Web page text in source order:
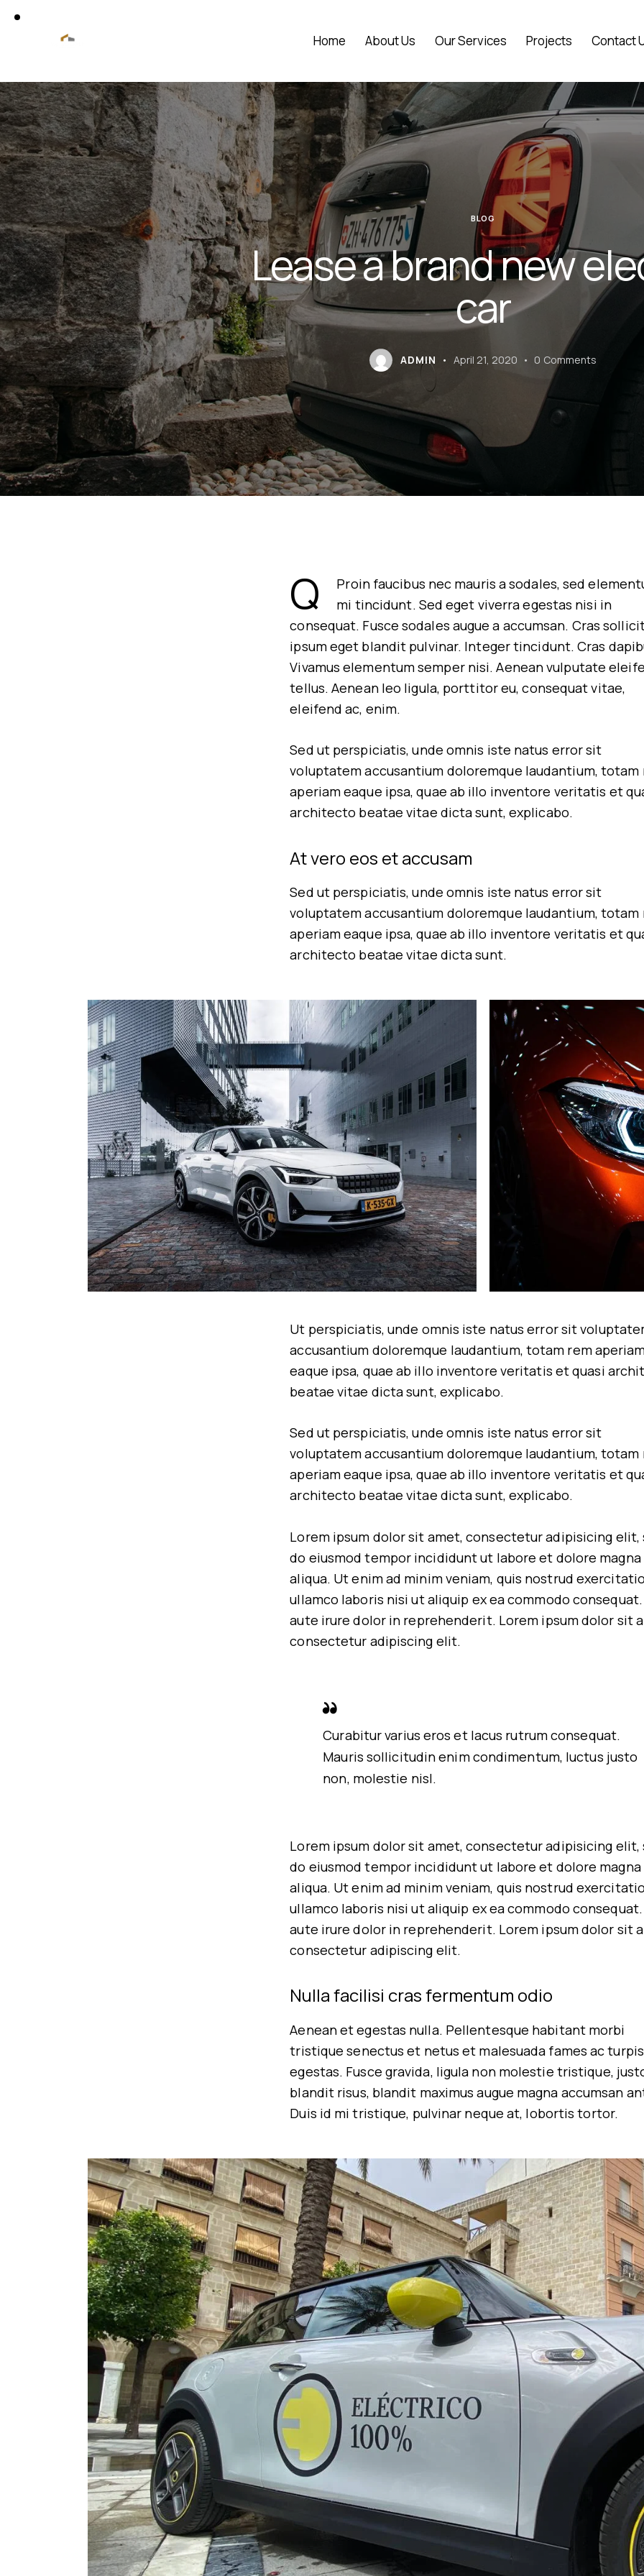
Home About Us Our Services Projects Contact
BLOG
Lease a brand new
car
ADMIN April 21, 2020 0 Comments
Q
Proin faucibus nec mauris a sodales, sed
mi tincidunt. Sed eget viverra egestas nisi in
consequat. Fusce sodales augue a accumsan. Cras
ipsum eget blandit pulvinar. Integer tincidunt. Cras
Vivamus elementum semper nisi. Aenean vulputate
tellus. Aenean leo ligula, porttitor eu, consequat vitae,
eleifend ac, enim.
Sed ut perspiciatis, unde omnis iste natus error sit
voluptatem accusantium doloremque laudantium, totam
aperiam eaque ipsa, quae ab illo inventore veritatis et
architecto beatae vitae dicta sunt, explicabo.
At vero eos et accusam
Sed ut perspiciatis, unde omnis iste natus error sit
voluptatem accusantium doloremque laudantium, totam
aperiam eaque ipsa, quae ab illo inventore veritatis et
architecto beatae vitae dicta sunt.
Ut perspiciatis, unde omnis iste natus error sit
accusantium doloremque laudantium, totam rem
eaque ipsa, quae ab illo inventore veritatis et quasi
beatae vitae dicta sunt, explicabo.
Sed ut perspiciatis, unde omnis iste natus error sit
voluptatem accusantium doloremque laudantium, totam
aperiam eaque ipsa, quae ab illo inventore veritatis et
architecto beatae vitae dicta sunt, explicabo.
Lorem ipsum dolor sit amet, consectetur adipisicing elit,
do eiusmod tempor incididunt ut labore et dolore magna
aliqua. Ut enim ad minim veniam, quis nostrud
ullamco laboris nisi ut aliquip ex ea commodo consequat.
aute irure dolor in reprehenderit. Lorem ipsum dolor sit
consectetur adipiscing elit.
Curabitur varius eros et lacus rutrum consequat.
Mauris sollicitudin enim condimentum, luctus justo
non, molestie nisl.
Lorem ipsum dolor sit amet, consectetur adipisicing elit,
do eiusmod tempor incididunt ut labore et dolore magna
aliqua. Ut enim ad minim veniam, quis nostrud
ullamco laboris nisi ut aliquip ex ea commodo consequat.
aute irure dolor in reprehenderit. Lorem ipsum dolor sit
consectetur adipiscing elit.
Nulla facilisi cras fermentum odio
Aenean et egestas nulla. Pellentesque habitant morbi
tristique senectus et netus et malesuada fames ac turpis
egestas. Fusce gravida, ligula non molestie tristique,
blandit risus, blandit maximus augue magna accumsan
Duis id mi tristique, pulvinar neque at, lobortis tortor.